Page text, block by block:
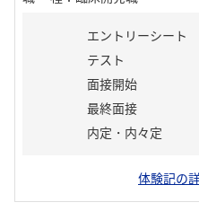
エントリーシート
テスト
面接開始
最終面接
内定・内々定
体験記の